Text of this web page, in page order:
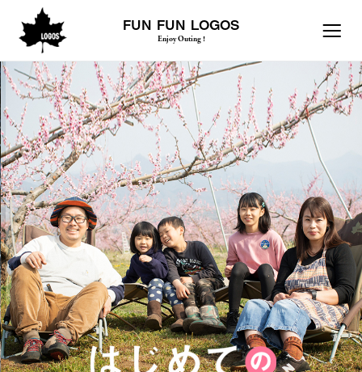
FUN FUN LOGOS
Enjoy Outing !